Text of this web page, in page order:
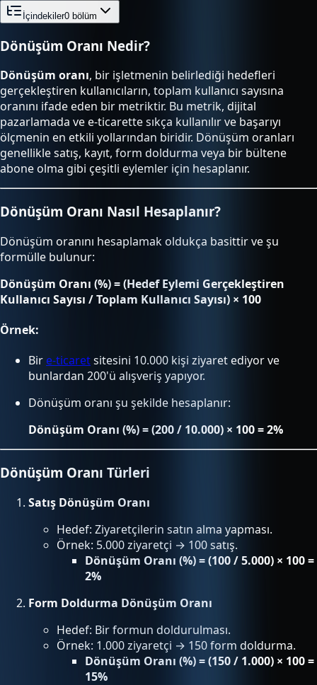
İçindekiler0 bölüm
Dönüşüm Oranı Nedir?
Dönüşüm oranı, bir işletmenin belirlediği hedefleri
gerçekleştiren kullanıcıların, toplam kullanıcı sayısına
oranını ifade eden bir metriktir. Bu metrik, dijital
pazarlamada ve e-ticarette sıkça kullanılır ve başarıyı
ölçmenin en etkili yollarından biridir. Dönüşüm oranları
genellikle satış, kayıt, form doldurma veya bir bültene
abone olma gibi çeşitli eylemler için hesaplanır.
Dönüşüm Oranı Nasıl Hesaplanır?
Dönüşüm oranını hesaplamak oldukça basittir ve şu
formülle bulunur:
Dönüşüm Oranı (%) = (Hedef Eylemi Gerçekleştiren
Kullanıcı Sayısı / Toplam Kullanıcı Sayısı) × 100
Örnek:
Bir e-ticaretsitesini 10.000 kişi ziyaret ediyor ve
bunlardan 200'ü alışveriş yapıyor.
Dönüşüm oranı şu şekilde hesaplanır:
Dönüşüm Oranı (%) = (200 / 10.000) × 100 = 2%
Dönüşüm Oranı Türleri
Satış Dönüşüm Oranı
Hedef: Ziyaretçilerin satın alma yapması.
Örnek: 5.000 ziyaretçi → 100 satış.
Dönüşüm Oranı (%) = (100 / 5.000) × 100 =
2%
Form Doldurma Dönüşüm Oranı
Hedef: Bir formun doldurulması.
Örnek: 1.000 ziyaretçi → 150 form doldurma.
Dönüşüm Oranı (%) = (150 / 1.000) × 100 =
15%